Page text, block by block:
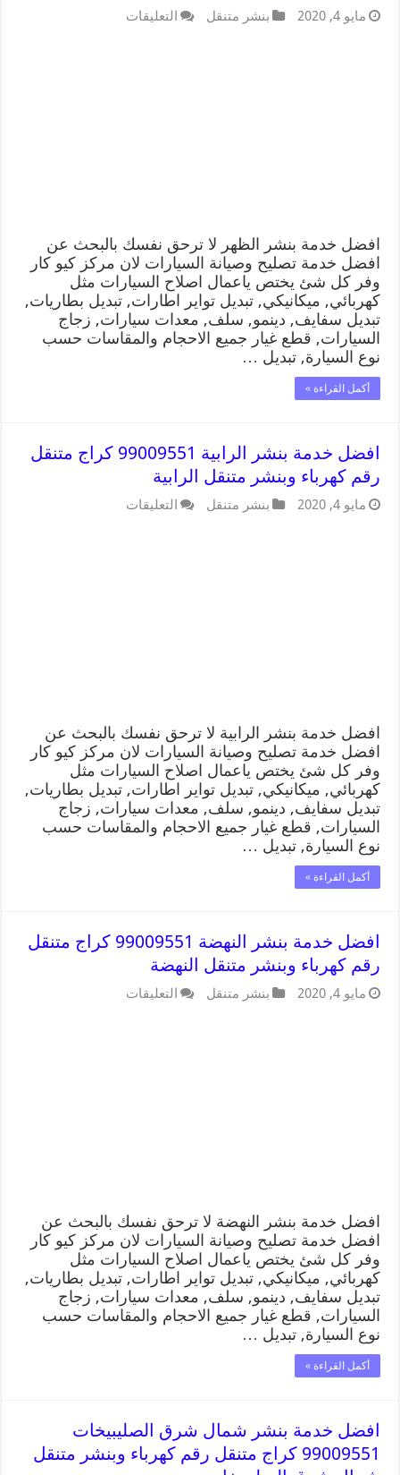
مايو 4, 2020 بنشر متنقل التعليقات
افضل خدمة بنشر الظهر لا ترحق نفسك بالبحث عن
افضل خدمة تصليح وصيانة السيارات لان مركز كيو كار
وفر كل شئ يختص ياعمال اصلاح السيارات مثل
كهربائي, ميكانيكي, تبديل تواير اطارات, تبديل بطاريات,
تبديل سفايف, دينمو, سلف, معدات سيارات, زجاج
السيارات, قطع غيار جميع الاحجام والمقاسات حسب
نوع السيارة, تبديل …
أكمل القراءة »
افضل خدمة بنشر الرابية 99009551 كراج متنقل
رقم كهرباء وبنشر متنقل الرابية
مايو 4, 2020 بنشر متنقل التعليقات
افضل خدمة بنشر الرابية لا ترحق نفسك بالبحث عن
افضل خدمة تصليح وصيانة السيارات لان مركز كيو كار
وفر كل شئ يختص ياعمال اصلاح السيارات مثل
كهربائي, ميكانيكي, تبديل تواير اطارات, تبديل بطاريات,
تبديل سفايف, دينمو, سلف, معدات سيارات, زجاج
السيارات, قطع غيار جميع الاحجام والمقاسات حسب
نوع السيارة, تبديل …
أكمل القراءة »
افضل خدمة بنشر النهضة 99009551 كراج متنقل
رقم كهرباء وبنشر متنقل النهضة
مايو 4, 2020 بنشر متنقل التعليقات
افضل خدمة بنشر النهضة لا ترحق نفسك بالبحث عن
افضل خدمة تصليح وصيانة السيارات لان مركز كيو كار
وفر كل شئ يختص ياعمال اصلاح السيارات مثل
كهربائي, ميكانيكي, تبديل تواير اطارات, تبديل بطاريات,
تبديل سفايف, دينمو, سلف, معدات سيارات, زجاج
السيارات, قطع غيار جميع الاحجام والمقاسات حسب
نوع السيارة, تبديل …
أكمل القراءة »
افضل خدمة بنشر شمال شرق الصليبيخات
99009551 كراج متنقل رقم كهرباء وبنشر متنقل